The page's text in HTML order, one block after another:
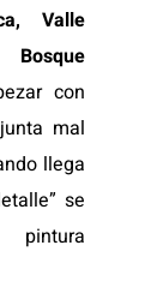
Valle
con
mal
llega
se
pintura